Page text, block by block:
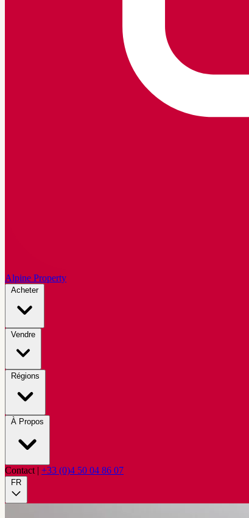
Alpine Property
Acheter
Vendre
Régions
À Propos
Contact | +33 (0)4 50 04 86 07
FR